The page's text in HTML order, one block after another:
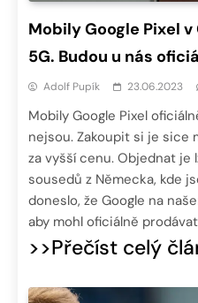
Mobily Google Pixel
5G. Budou u nás
Adolf Pupík 23.06.2023
Mobily Google Pixel
nejsou. Zakoupit si je sice
za vyšší cenu. Objednat je
sousedů z Německa, kde
doneslo, že Google na
aby mohl oficiálně
>>Přečíst celý